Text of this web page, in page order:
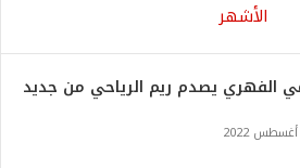
الأشهر
الفهري يصدم ريم الرياحي من جديد